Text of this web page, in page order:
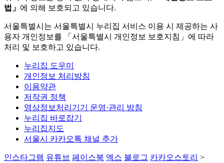
법」 에 의해 보호되고 있습니다.
서울특별시는 서울특별시 누리집 서비스 이용 시 제공하는 사
용자 개인정보를 「서울특별시 개인정보 보호지침」에 따라
처리 및 보호하고 있습니다.
누리집 도우미
개인정보 처리방침
이용약관
저작권 정책
영상정보처리기기 운영·관리 방침
누리집 바로잡기
누리집지도
서울시 카카오톡 채널 추가
인스타그램 유튜브 페이스북 엑스 블로그 카카오스토리 >